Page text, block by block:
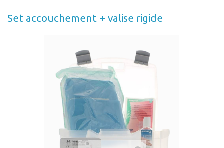
Set accouchement + valise rigide